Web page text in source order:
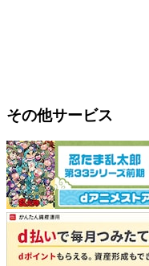
その他サービス